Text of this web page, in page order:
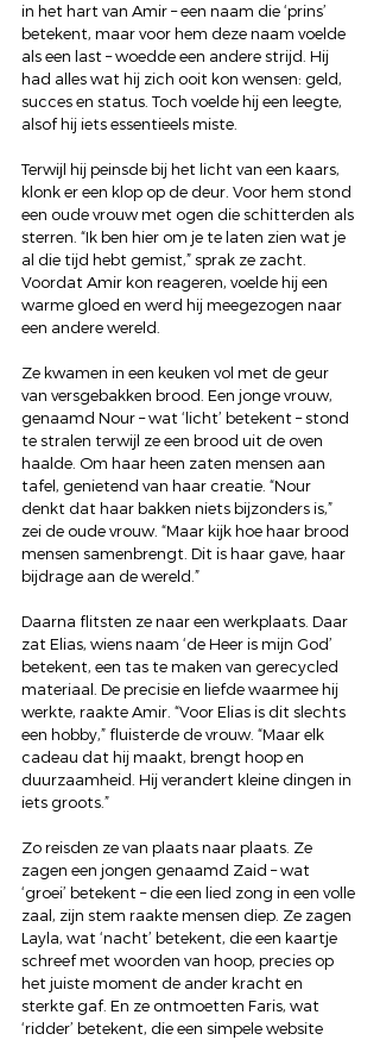
in het hart van Amir – een naam die ‘prins’
betekent, maar voor hem deze naam voelde
als een last – woedde een andere strijd. Hij
had alles wat hij zich ooit kon wensen: geld,
succes en status. Toch voelde hij een leegte,
alsof hij iets essentieels miste.
Terwijl hij peinsde bij het licht van een kaars,
klonk er een klop op de deur. Voor hem stond
een oude vrouw met ogen die schitterden als
sterren. “Ik ben hier om je te laten zien wat je
al die tijd hebt gemist,” sprak ze zacht.
Voordat Amir kon reageren, voelde hij een
warme gloed en werd hij meegezogen naar
een andere wereld.
Ze kwamen in een keuken vol met de geur
van versgebakken brood. Een jonge vrouw,
genaamd Nour – wat ‘licht’ betekent – stond
te stralen terwijl ze een brood uit de oven
haalde. Om haar heen zaten mensen aan
tafel, genietend van haar creatie. “Nour
denkt dat haar bakken niets bijzonders is,”
zei de oude vrouw. “Maar kijk hoe haar brood
mensen samenbrengt. Dit is haar gave, haar
bijdrage aan de wereld.”
Daarna flitsten ze naar een werkplaats. Daar
zat Elias, wiens naam ‘de Heer is mijn God’
betekent, een tas te maken van gerecycled
materiaal. De precisie en liefde waarmee hij
werkte, raakte Amir. “Voor Elias is dit slechts
een hobby,” fluisterde de vrouw. “Maar elk
cadeau dat hij maakt, brengt hoop en
duurzaamheid. Hij verandert kleine dingen in
iets groots.”
Zo reisden ze van plaats naar plaats. Ze
zagen een jongen genaamd Zaid – wat
‘groei’ betekent – die een lied zong in een volle
zaal, zijn stem raakte mensen diep. Ze zagen
Layla, wat ‘nacht’ betekent, die een kaartje
schreef met woorden van hoop, precies op
het juiste moment de ander kracht en
sterkte gaf. En ze ontmoetten Faris, wat
‘ridder’ betekent, die een simpele website